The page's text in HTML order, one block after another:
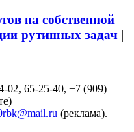
на собственной
рутинных задач |
02, 65-25-40, +7 (909)
(реклама).